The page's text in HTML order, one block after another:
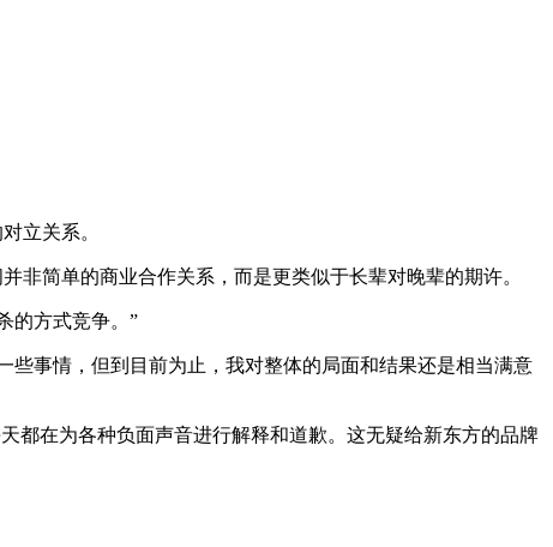
立关系。
非简单的商业合作关系，而是更类似于长辈对晚辈的期许。
的方式竞争。”
事情，但到目前为止，我对整体的局面和结果还是相当满意
都在为各种负面声音进行解释和道歉。这无疑给新东方的品牌